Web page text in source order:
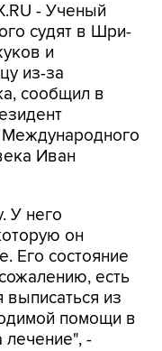
- Ученый
судят в Шри-
и
из-за
сообщил в
Международного
Иван
У него
он
Его состояние
есть
выписаться из
помощи в
лечение", -